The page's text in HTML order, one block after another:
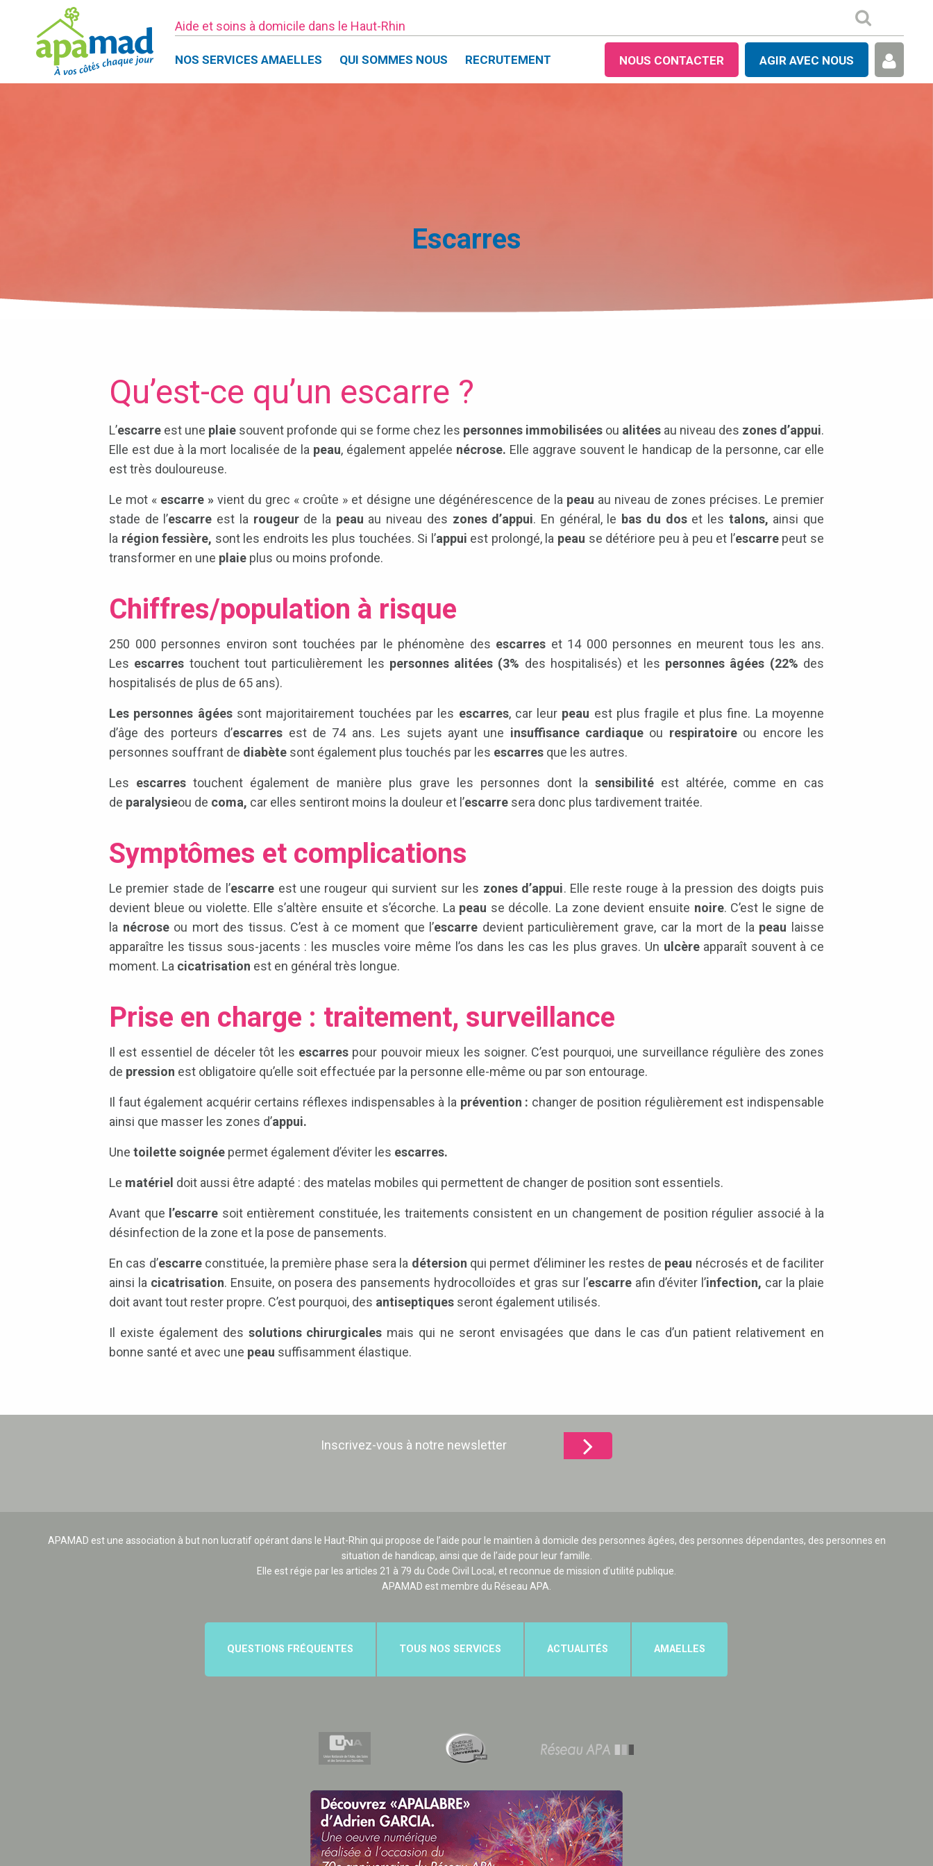
Aide et soins à domicile dans le Haut-Rhin
NOS SERVICES AMAELLES QUI SOMMES NOUS RECRUTEMENT NOUS CONTACTER AGIR AVEC NOUS
Escarres
Qu’est-ce qu’un escarre ?
L’escarre est une plaie souvent profonde qui se forme chez les personnes immobilisées ou alitées au niveau des zones d’appui.
Elle est due à la mort localisée de la peau, également appelée nécrose. Elle aggrave souvent le handicap de la personne, car elle
est très douloureuse.
Le mot « escarre »vient du grec « croûte » et désigne une dégénérescence de la peau au niveau de zones précises. Le premier
stade de l’escarre est la rougeurde la peau au niveau des zones d’appui. En général, le bas du doset les talons, ainsi que
la région fessière, sont les endroits les plus touchées. Si l’appui est prolongé, la peau se détériore peu à peu et l’escarre peut se
transformer en une plaie plus ou moins profonde.
Chiffres/population à risque
250 000 personnes environ sont touchées par le phénomène des escarres et 14 000 personnes en meurent tous les ans.
Les escarres touchent tout particulièrement les personnes alitées (3% des hospitalisés) et les personnes âgées (22% des
hospitalisés de plus de 65 ans).
Les personnes âgées sont majoritairement touchées par les escarres, car leur peau est plus fragile et plus fine. La moyenne
d’âge des porteurs d’escarres est de 74 ans. Les sujets ayant une insuffisance cardiaque ou respiratoireou encore les
personnes souffrant de diabète sont également plus touchés par les escarres que les autres.
Les escarres touchent également de manière plus grave les personnes dont la sensibilité est altérée, comme en cas
de paralysieou de coma, car elles sentiront moins la douleur et l’escarre sera donc plus tardivement traitée.
Symptômes et complications
Le premier stade de l’escarre est une rougeur qui survient sur les zones d’appui. Elle reste rouge à la pression des doigts puis
devient bleue ou violette. Elle s’altère ensuite et s’écorche. La peau se décolle. La zone devient ensuite noire. C’est le signe de
la nécrose ou mort des tissus. C’est à ce moment que l’escarre devient particulièrement grave, car la mort de la peau
laisse
apparaître les tissus sous-jacents : les muscles voire même l’os dans les cas les plus graves. Un ulcère apparaît souvent à ce
moment. La cicatrisation est en général très longue.
Prise en charge : traitement, surveillance
Il est essentiel de déceler tôt les escarres pour pouvoir mieux les soigner. C’est pourquoi, une surveillance régulière des zones
de pression est obligatoire qu’elle soit effectuée par la personne elle-même ou par son entourage.
Il faut également acquérir certains réflexes indispensables à la prévention : changer de position régulièrement est indispensable
ainsi que masser les zones d’appui.
Une toilette soignée permet également d’éviter les escarres.
Le matériel doit aussi être adapté : des matelas mobiles qui permettent de changer de position sont essentiels.
Avant que l’escarre soit entièrement constituée, les traitements consistent en un changement de position régulier associé à la
désinfection de la zone et la pose de pansements.
En cas d’escarreconstituée, la première phase sera la détersion qui permet d’éliminer les restes de peau nécrosés et de faciliter
ainsi la cicatrisation. Ensuite, on posera des pansements hydrocolloïdes et gras sur l’escarre afin d’éviter l’infection, car la plaie
doit avant tout rester propre. C’est pourquoi, des antiseptiques seront également utilisés.
Il existe également des solutions chirurgicales mais qui ne seront envisagées que dans le cas d’un patient relativement en
bonne santé et avec une peau suffisamment élastique.
Inscrivez-vous à notre newsletter
APAMAD est une association à but non lucratif opérant dans le Haut-Rhin qui propose de l’aide pour le maintien à domicile des personnes âgées, des personnes dépendantes, des personnes en
situation de handicap, ainsi que de l’aide pour leur famille.
Elle est régie par les articles 21 à 79 du Code Civil Local, et reconnue de mission d’utilité publique.
APAMAD est membre du Réseau APA.
QUESTIONS FRÉQUENTES TOUS NOS SERVICES ACTUALITÉS AMAELLES